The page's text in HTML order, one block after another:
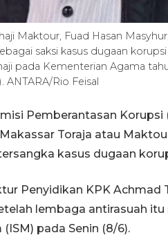
Maktour, Fuad Hasan
saksi kasus dugaan
pada Kementerian Agama
ANTARA/Rio Feisal
Pemberantasan
Toraja atau
kasus dugaan
Penyidikan KPK
lembaga antirasuah itu
pada Senin (8/6).